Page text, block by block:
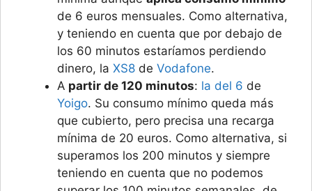
de 6 euros mensuales. Como alternativa,
y teniendo en cuenta que por debajo de
los 60 minutos estaríamos perdiendo
dinero, la XS8 de Vodafone.
A partir de 120 minutos: la del 6 de
Yoigo. Su consumo mínimo queda más
que cubierto, pero precisa una recarga
mínima de 20 euros. Como alternativa, si
superamos los 200 minutos y siempre
teniendo en cuenta que no podemos